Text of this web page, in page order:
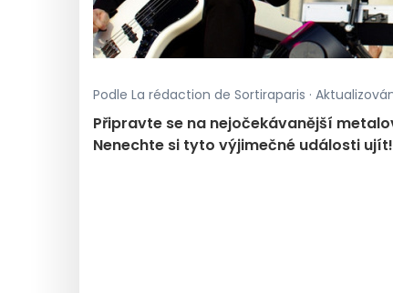
Podle La rédaction de Sortiraparis ·
Připravte se na nejočekávanější
Nenechte si tyto výjimečné události ujít!